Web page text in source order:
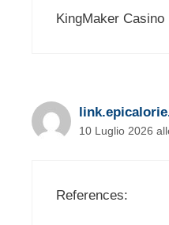
KingMaker
10 Luglio 2026
References: